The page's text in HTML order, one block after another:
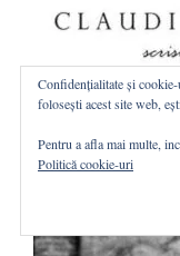
Confidențialitate și
folosești acest site web,
Pentru a afla mai multe,
Politică cookie-uri